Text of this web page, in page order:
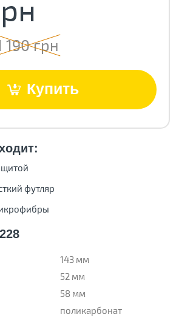
143 мм
52 мм
58 мм
поликарбонат
190 грн
Купить
футляр